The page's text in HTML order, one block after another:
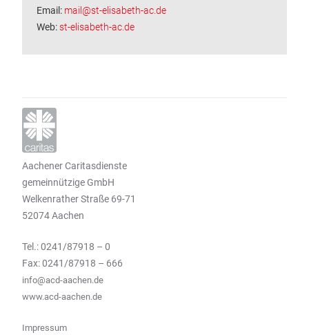
Email: mail@st-elisabeth-ac.de
Web:st-elisabeth-ac.de
Aachener Caritasdienste
gemeinnützige GmbH
Welkenrather Straße 69-71
52074 Aachen
Tel.: 0241/87918 – 0
Fax: 0241/87918 – 666
info@acd-aachen.de
www.acd-aachen.de
Impressum